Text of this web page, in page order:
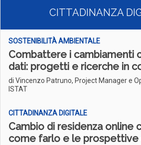
CITTADINANZA
SOSTENIBILITÀ AMBIENTALE
Combattere i cambiamenti
dati: progetti e ricerche in
di Vincenzo Patruno, Project Manager e
ISTAT
CITTADINANZA DIGITALE
Cambio di residenza online
come farlo e le prospettive